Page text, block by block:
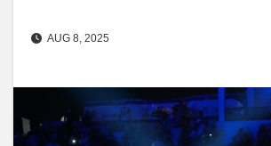
AUG 8, 2025